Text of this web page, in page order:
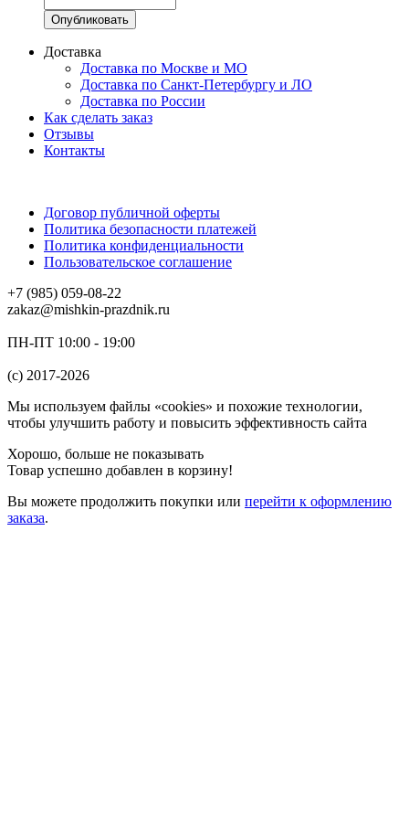
Доставка
Доставка по Москве и МО
Доставка по Санкт-Петербургу и ЛО
Доставка по России
Как сделать заказ
Отзывы
Контакты
Договор публичной оферты
Политика безопасности платежей
Политика конфиденциальности
Пользовательское соглашение
+7 (985) 059-08-22
zakaz@mishkin-prazdnik.ru
ПН-ПТ 10:00 - 19:00
(c) 2017-2026
Мы используем файлы «cookies» и похожие технологии,
чтобы улучшить работу и повысить эффективность сайта
Хорошо, больше не показывать
Товар успешно добавлен в корзину!
Вы можете продолжить покупки или перейти к оформлению
заказа.